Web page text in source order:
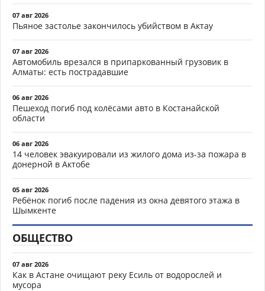
07 авг 2026
Пьяное застолье закончилось убийством в Актау
07 авг 2026
Автомобиль врезался в припаркованный грузовик в
Алматы: есть пострадавшие
06 авг 2026
Пешеход погиб под колёсами авто в Костанайской
области
06 авг 2026
14 человек эвакуировали из жилого дома из-за пожара в
донерной в Актобе
05 авг 2026
Ребёнок погиб после падения из окна девятого этажа в
Шымкенте
ОБЩЕСТВО
07 авг 2026
Как в Астане очищают реку Есиль от водорослей и
мусора